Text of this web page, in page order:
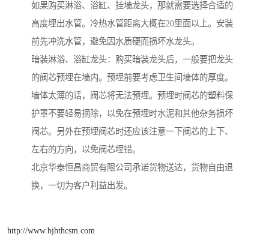
如果购买淋浴、浴缸、挂墙龙头，那就需要选择合适的
高度埋出水管。冷热水管距离大概在20里面以上。安装
前先冲洗水管，避免因水质硬而损坏水龙头。
暗装淋浴、浴缸龙头：购买暗装龙头后，一般要把龙头
的阀芯预埋在墙内。预埋前要考虑卫生间墙体的厚度。
墙体太薄的话，阀芯将无法预埋。预埋时阀芯的塑料保
护罩不要轻易摘除，以免在预埋时水泥和其他杂务损坏
阀芯。另外在预埋阀芯时还应该注意一下阀芯的上下、
左右的方向，以免阀芯埋错。
北京华泰恒昌商贸有限公司承诺货物送达，货物自由退
换，一切为客户利益出发。
http://www.bjhthcsm.com